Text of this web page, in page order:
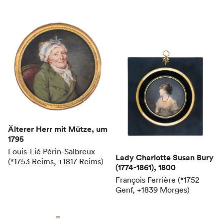
Älterer Herr mit Mütze, um
1795
Louis-Lié Périn-Salbreux
(*1753 Reims, +1817 Reims)
Lady Charlotte Susan Bury
(1774-1861), 1800
François Ferrière (*1752
Genf, +1839 Morges)